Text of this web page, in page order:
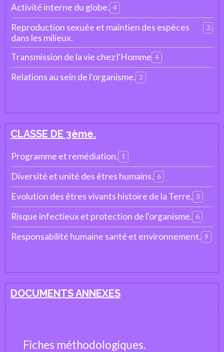
Activité interne du globe. 4
Reproduction sexuée et maintien des espèces
dans les milieux.
2
Transmission de la vie chez l'Homme 4
Relations au sein de l'organisme. 3
CLASSE DE 3ème.
Programme et remédiation. 1
Diversité et unité des êtres humains. 6
Evolution des êtres vivants histoire de la Terre. 3
Risque infectieux et protection de l'organisme. 6
Responsabilité humaine santé et environnement. 9
DOCUMENTS ANNEXES
Fiches méthodologiques.